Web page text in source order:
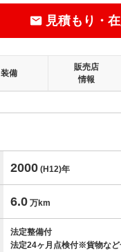
見積もり・
装備
販売店
情報
2000 (H12)年
6.0 万km
法定整備付
法定24ヶ月点検付※貨物など